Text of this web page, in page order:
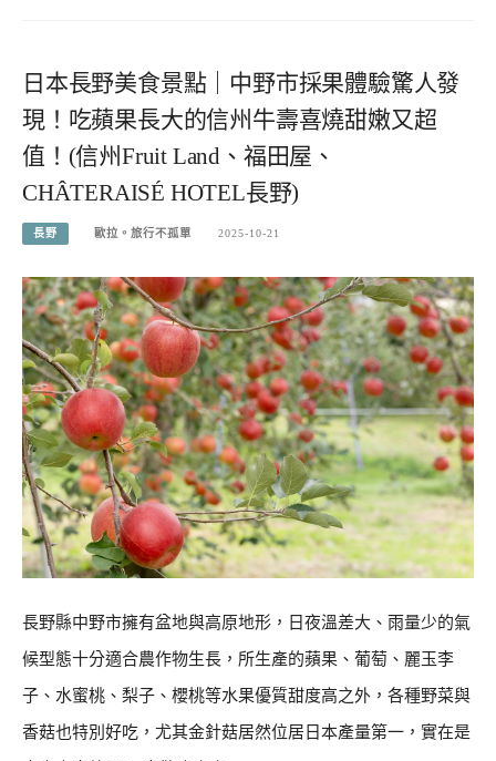
日本長野美食景點｜中野市採果體驗驚人發
現！吃蘋果長大的信州牛壽喜燒甜嫩又超
值！(信州Fruit Land、福田屋、
CHÂTERAISÉ HOTEL長野)
長野 歐拉。旅行不孤單 2025-10-21
長野縣中野市擁有盆地與高原地形，日夜溫差大、雨量少的氣
候型態十分適合農作物生長，所生產的蘋果、葡萄、麗玉李
子、水蜜桃、梨子、櫻桃等水果優質甜度高之外，各種野菜與
香菇也特別好吃，尤其金針菇居然位居日本產量第一，實在是